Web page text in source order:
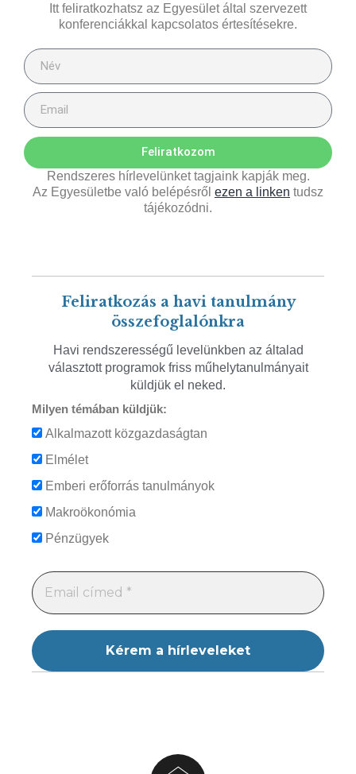
Itt feliratkozhatsz az Egyesület által szervezett
konferenciákkal kapcsolatos értesítésekre.
Feliratkozom
Rendszeres hírlevelünket tagjaink kapják meg.
Az Egyesületbe való belépésről ezen a linken tudsz
tájékozódni.
Feliratkozás a havi tanulmány
összefoglalónkra
Havi rendszerességű levelünkben az általad
választott programok friss műhelytanulmányait
küldjük el neked.
Milyen témában küldjük:
Alkalmazott közgazdaságtan
Elmélet
Emberi erőforrás tanulmányok
Makroökonómia
Pénzügyek